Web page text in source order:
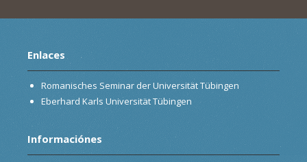
Enlaces
Romanisches Seminar der Universität Tübingen
Eberhard Karls Universität Tübingen
Informaciónes